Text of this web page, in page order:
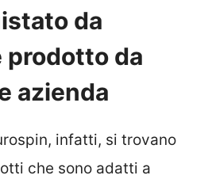
da
prodotto da
azienda
infatti, si trovano
che sono adatti a